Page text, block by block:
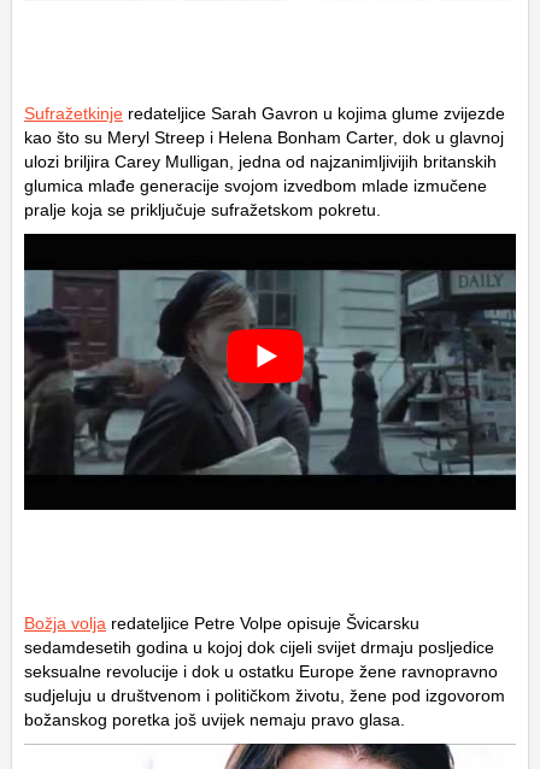
Sufražetkinje redateljice Sarah Gavron u kojima glume zvijezde
kao što su Meryl Streep i Helena Bonham Carter, dok u glavnoj
ulozi briljira Carey Mulligan, jedna od najzanimljivijih britanskih
glumica mlađe generacije svojom izvedbom mlade izmučene
pralje koja se priključuje sufražetskom pokretu.
Božja volja redateljice Petre Volpe opisuje Švicarsku
sedamdesetih godina u kojoj dok cijeli svijet drmaju posljedice
seksualne revolucije i dok u ostatku Europe žene ravnopravno
sudjeluju u društvenom i političkom životu, žene pod izgovorom
božanskog poretka još uvijek nemaju pravo glasa.